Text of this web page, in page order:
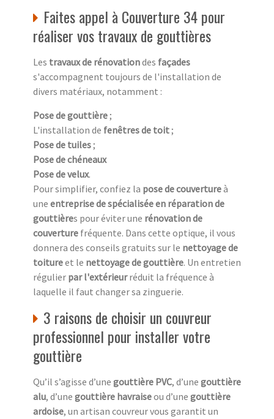
Faites appel à Couverture 34 pour
réaliser vos travaux de gouttières
Les travaux de rénovationdes façades
s'accompagnent toujours de l'installation de
divers matériaux, notamment :
Pose de gouttière;
L'installation de fenêtres de toit;
Pose de tuiles;
Pose de chéneaux
Pose de velux.
Pour simplifier, confiez la pose de couvertureà
une entreprise de spécialisée en réparation de
gouttières pour éviter une rénovation de
couverture fréquente. Dans cette optique, il vous
donnera des conseils gratuits sur le nettoyage de
toitureet le nettoyage de gouttière. Un entretien
régulier par l'extérieurréduit la fréquence à
laquelle il faut changer sa zinguerie.
3 raisons de choisir un couvreur
professionnel pour installer votre
gouttière
Qu’il s’agisse d’une gouttière PVC, d’une gouttière
alu, d’une gouttière havraiseou d’une gouttière
ardoise, un artisan couvreur vous garantit un